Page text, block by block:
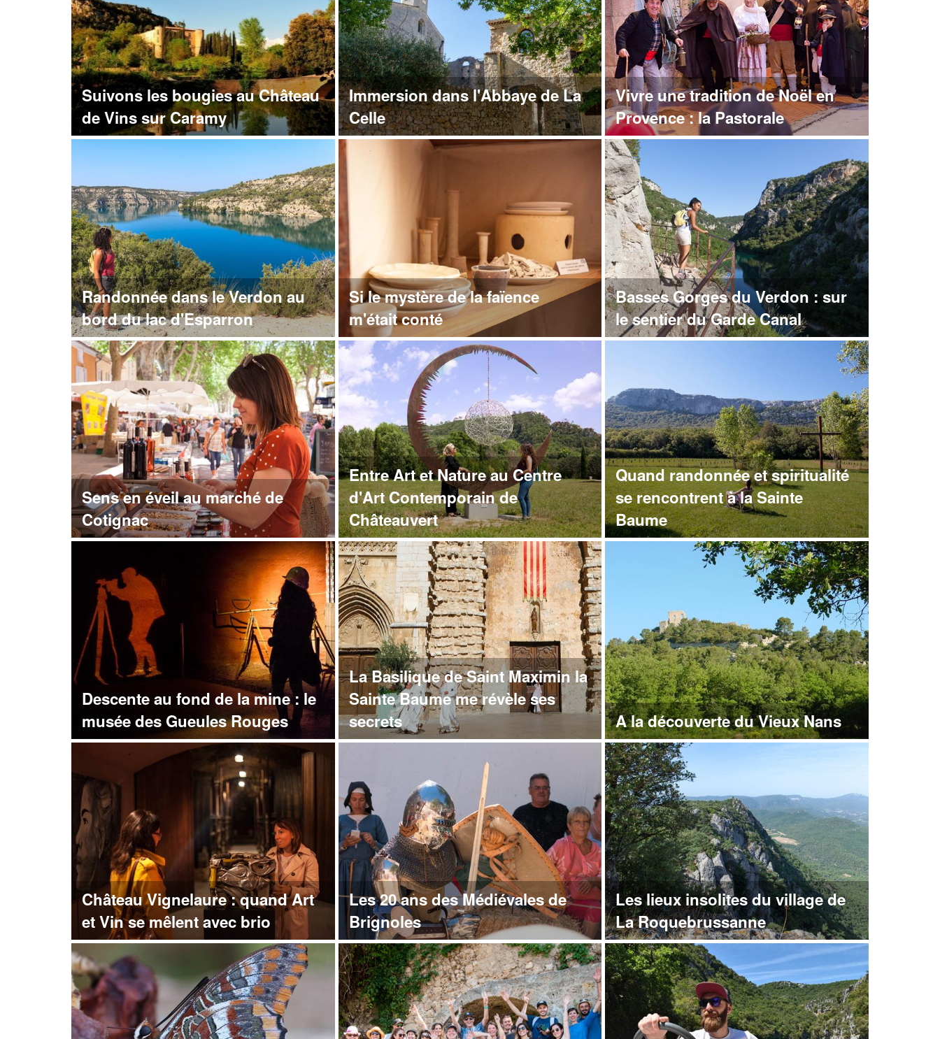
Suivons les bougies au Château
de Vins sur Caramy
Immersion dans l'Abbaye de La
Celle
Vivre une tradition de Noël en
Provence : la Pastorale
Randonnée dans le Verdon au
bord du lac d'Esparron
Si le mystère de la faïence
m'était conté
Basses Gorges du Verdon : sur
le sentier du Garde Canal
Sens en éveil au marché de
Cotignac
Entre Art et Nature au Centre
d'Art Contemporain de
Châteauvert
Quand randonnée et spiritualité
se rencontrent à la Sainte
Baume
Descente au fond de la mine : le
musée des Gueules Rouges
La Basilique de Saint Maximin la
Sainte Baume me révèle ses
secrets
A la découverte du Vieux Nans
Château Vignelaure : quand Art
et Vin se mêlent avec brio
Les 20 ans des Médiévales de
Brignoles
Les lieux insolites du village de
La Roquebrussanne